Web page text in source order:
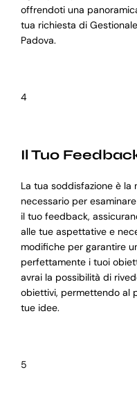
offrendoti una
tua richiesta di
Padova.
4
Il Tuo
La tua soddisfazione è
necessario per
il tuo feedback,
alle tue aspettative e
modifiche per garantire
perfettamente i tuoi
avrai la possibilità di
obiettivi, permettendo al
tue idee.
5